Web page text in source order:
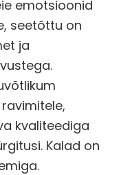
emotsioonid
seetõttu on
ja
kvaliteediga
Kalad on